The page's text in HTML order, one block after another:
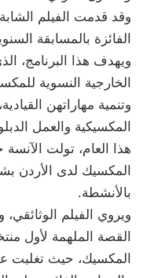
الفائزة بالمسابقة
ويهدف هذا البرنامج،
الخارجية النسوية
وتنمية مهاراتهن
المكسيكية والعمل
هذا العام، تولت
المكسيك لدى
بالأنشطة.
ويروي الفيلم
القصة الملهمة لأول
المكسيك، حيث تغلبت